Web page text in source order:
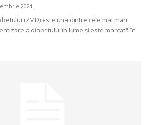
2024
(ZMD) este una dintre cele mai mari
a diabetului în lume și este marcată în